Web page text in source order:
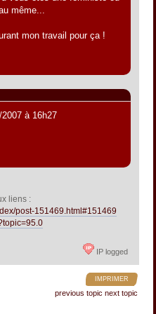
même...
mon travail pour ça !
à 16h27
liens :
post-151469.html#151469
IP logged
IMPRIMER
previous topic next topic